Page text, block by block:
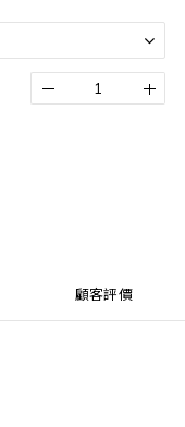
顧客評價